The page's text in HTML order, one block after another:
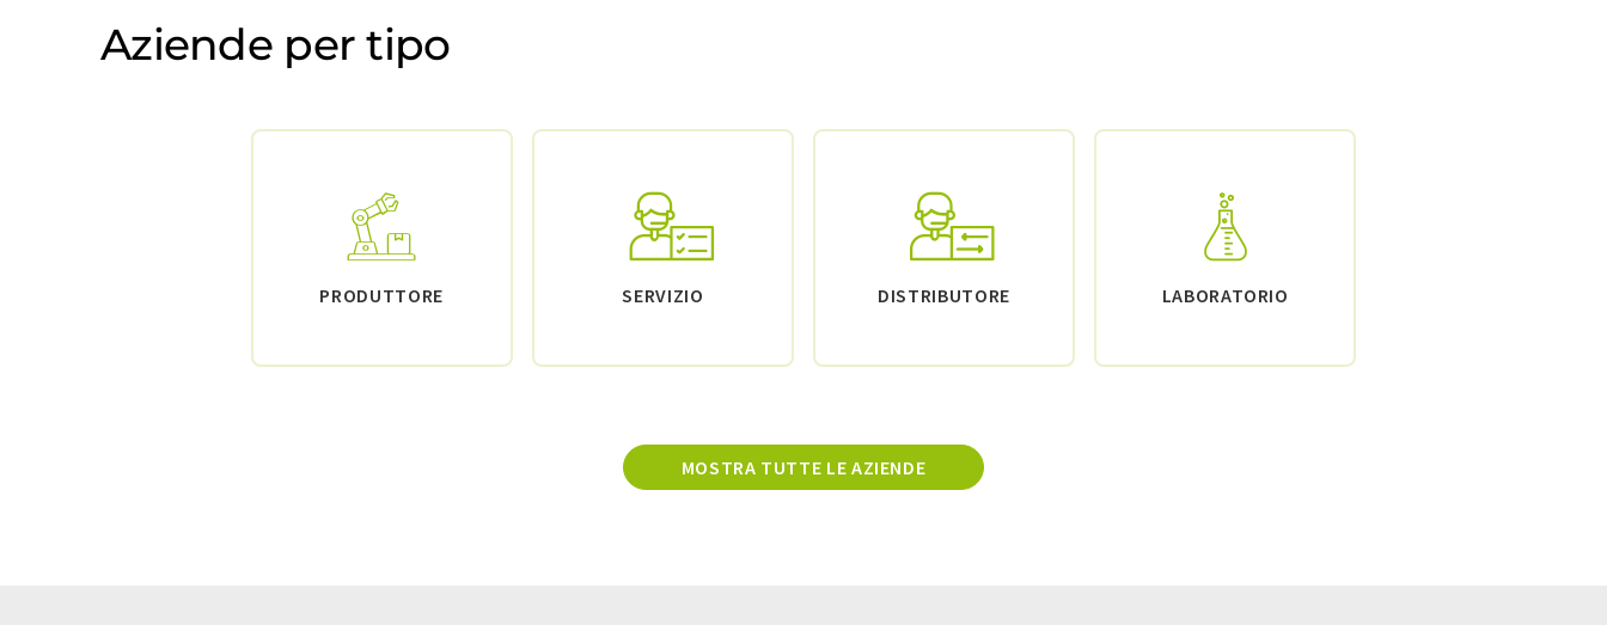
Aziende per tipo
PRODUTTORE SERVIZIO DISTRIBUTORE LABORATORIO
MOSTRA TUTTE LE AZIENDE